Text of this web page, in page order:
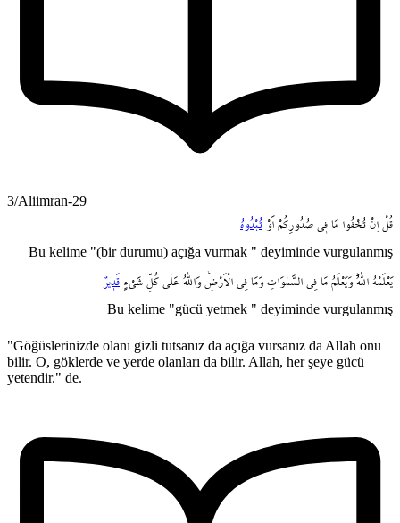
3/Aliimran-29
قُلْ اِنْ تُخْفُوا مَا ف۪ي صُدُورِكُمْ اَوْ تُبْدُوهُ
Bu kelime "(bir durumu) açığa vurmak " deyiminde vurgulanmış
يَعْلَمْهُ اللّٰهُۜ وَيَعْلَمُ مَا فِي السَّمٰوَاتِ وَمَا فِي الْاَرْضِۜ وَاللّٰهُ عَلٰى كُلِّ شَيْءٍ قَد۪يرٌ
Bu kelime "gücü yetmek " deyiminde vurgulanmış
"Göğüslerinizde olanı gizli tutsanız da açığa vursanız da Allah onu
bilir. O, göklerde ve yerde olanları da bilir. Allah, her şeye gücü
yetendir." de.